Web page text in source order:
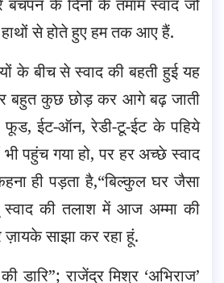
हाथों से होते हुए हम तक आए हैं.
के बीच से स्वाद की बहती हुई यह
बहुत कुछ छोड़ कर आगे बढ़ जाती
ईट-ऑन, रेडी-टू-ईट के पहिये
पहुंच गया हो, पर हर अच्छे स्वाद
ही पड़ता है,“बिल्कुल घर जैसा
की तलाश में आज अम्मा की
साझा कर रहा हूं.
डारि”; राजेंद्र मिश्र ‘अभिराज’